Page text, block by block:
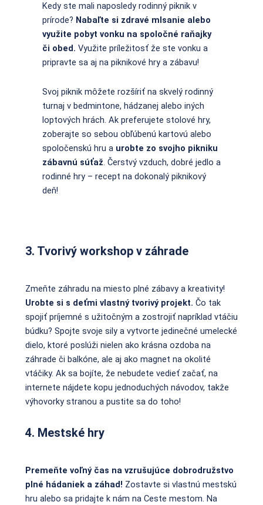
Kedy ste mali naposledy rodinný piknik v
prírode? Nabaľte si zdravé mlsanie alebo
využite pobyt vonku na spoločné raňajky
či obed. Využite príležitosť že ste vonku a
pripravte sa aj na piknikové hry a zábavu!
Svoj piknik môžete rozšíriť na skvelý rodinný
turnaj v bedmintone, hádzanej alebo iných
loptových hrách. Ak preferujete stolové hry,
zoberajte so sebou obľúbenú kartovú alebo
spoločenskú hru aurobte zo svojho pikniku
zábavnú súťaž. Čerstvý vzduch, dobré jedlo a
rodinné hry – recept na dokonalý piknikový
deň!
3. Tvorivý workshop v záhrade
Zmeňte záhradu na miesto plné zábavy a kreativity!
Urobte si s deťmi vlastný tvorivý projekt. Čo tak
spojiť príjemné s užitočným a zostrojiť napríklad vtáčiu
búdku? Spojte svoje sily a vytvorte jedinečné umelecké
dielo, ktoré poslúži nielen ako krásna ozdoba na
záhrade či balkóne, ale aj ako magnet na okolité
vtáčiky. Ak sa bojíte, že nebudete vedieť začať, na
internete nájdete kopu jednoduchých návodov, takže
výhovorky stranou a pustite sa do toho!
4. Mestské hry
Premeňte voľný čas na vzrušujúce dobrodružstvo
plné hádaniek a záhad! Zostavte si vlastnú mestskú
hru alebo sa pridajte k nám na Ceste mestom. Na